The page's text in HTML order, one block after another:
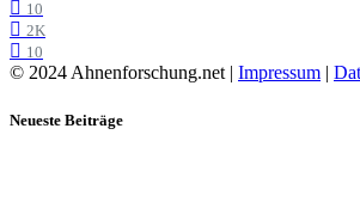
10
2K
10
© 2024 Ahnenforschung.net | Impressum |
Neueste Beiträge